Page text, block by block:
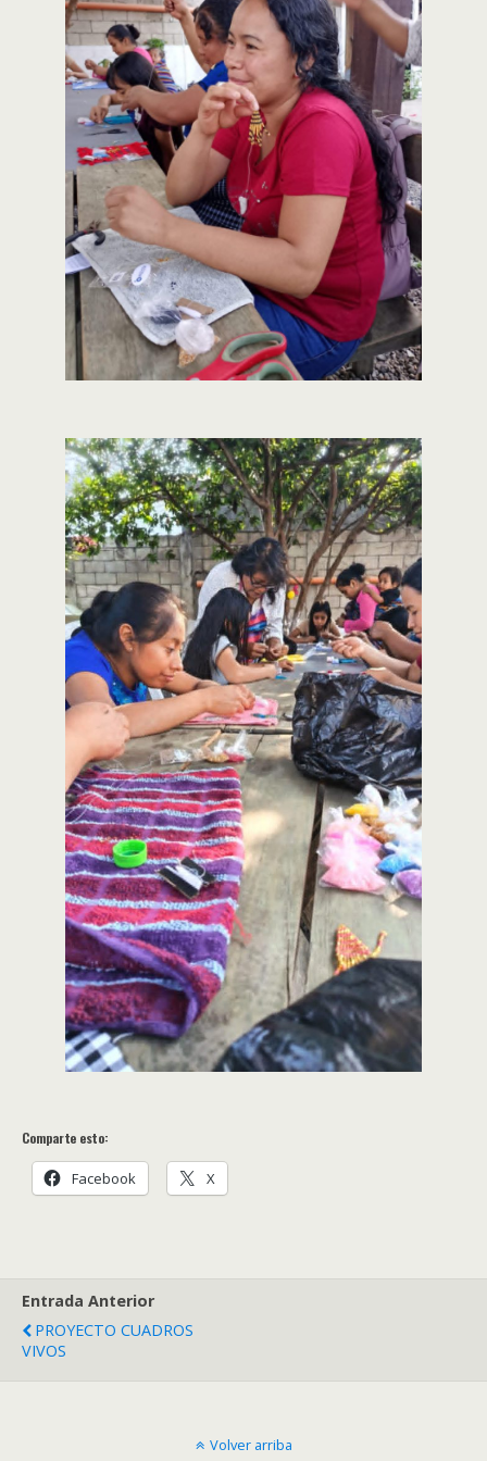
Comparte esto:
Facebook X
Entrada Anterior
PROYECTO CUADROS
VIVOS
Volver arriba